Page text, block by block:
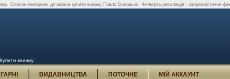
Список книгарень де можна купити книжку Павло Солодько. Четверта революція : капреалістичне
книжку
ВИДАВНИЦТВА ПОТОЧНЕ МІЙ АККАУНТ